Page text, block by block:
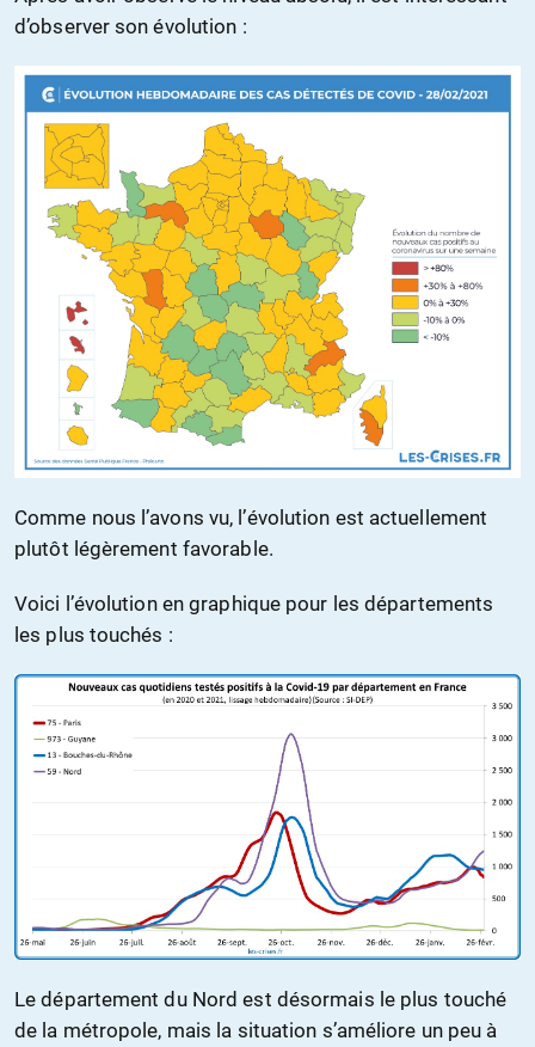
d’observer son évolution :
Comme nous l’avons vu, l’évolution est actuellement
plutôt légèrement favorable.
Voici l’évolution en graphique pour les départements
les plus touchés :
Le département du Nord est désormais le plus touché
de la métropole, mais la situation s’améliore un peu à